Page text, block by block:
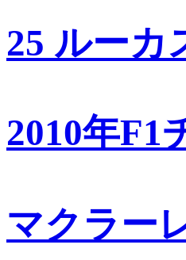
25 ルーカ
2010年F1
マクラー